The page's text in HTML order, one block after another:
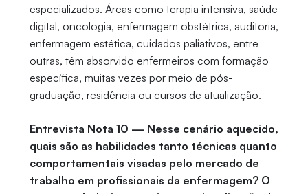
especializados. Áreas como terapia intensiva, saúde
digital, oncologia, enfermagem obstétrica, auditoria,
enfermagem estética, cuidados paliativos, entre
outras, têm absorvido enfermeiros com formação
específica, muitas vezes por meio de pós-
graduação, residência ou cursos de atualização.
Entrevista Nota 10 — Nesse cenário aquecido,
quais são as habilidades tanto técnicas quanto
comportamentais visadas pelo mercado de
trabalho em profissionais da enfermagem? O